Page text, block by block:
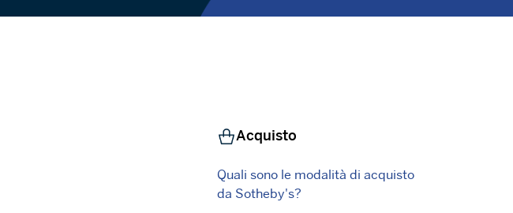
Acquisto
Quali sono le modalità di acquisto
da Sotheby's?